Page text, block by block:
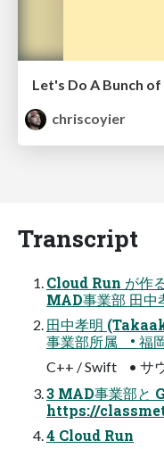
chriscoyier
Transcript
Cloud Run が
MAD事業部 田中
田中孝明
事業部所属 • 福
C++ / Swift • サ
3 MAD事業部と
https://
4 Cloud Run